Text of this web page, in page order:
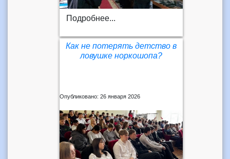
Подробнее...
Как не потерять детство в
ловушке норкошопа?
Опубликовано: 26 января 2026